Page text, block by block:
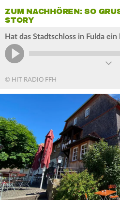
ZUM NACHHÖREN: SO
STORY
Hat das Stadtschloss in Fulda ein
© HIT RADIO FFH